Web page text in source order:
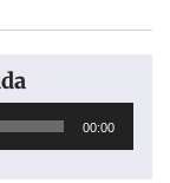
00:00